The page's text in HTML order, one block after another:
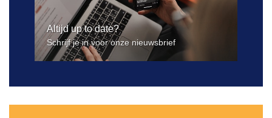
Altijd up to date?
Schrijf je in voor onze nieuwsbrief